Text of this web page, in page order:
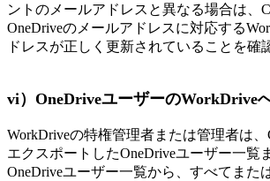
ントのメールアドレスと異なる場合は、
OneDriveのメールアドレスに対応する
ドレスが正しく更新されていることを確
vi）OneDriveユーザーのWorkDrive
WorkDriveの特権管理者または管理者は
エクスポートしたOneDriveユーザー一覧
OneDriveユーザー一覧から、すべてまた